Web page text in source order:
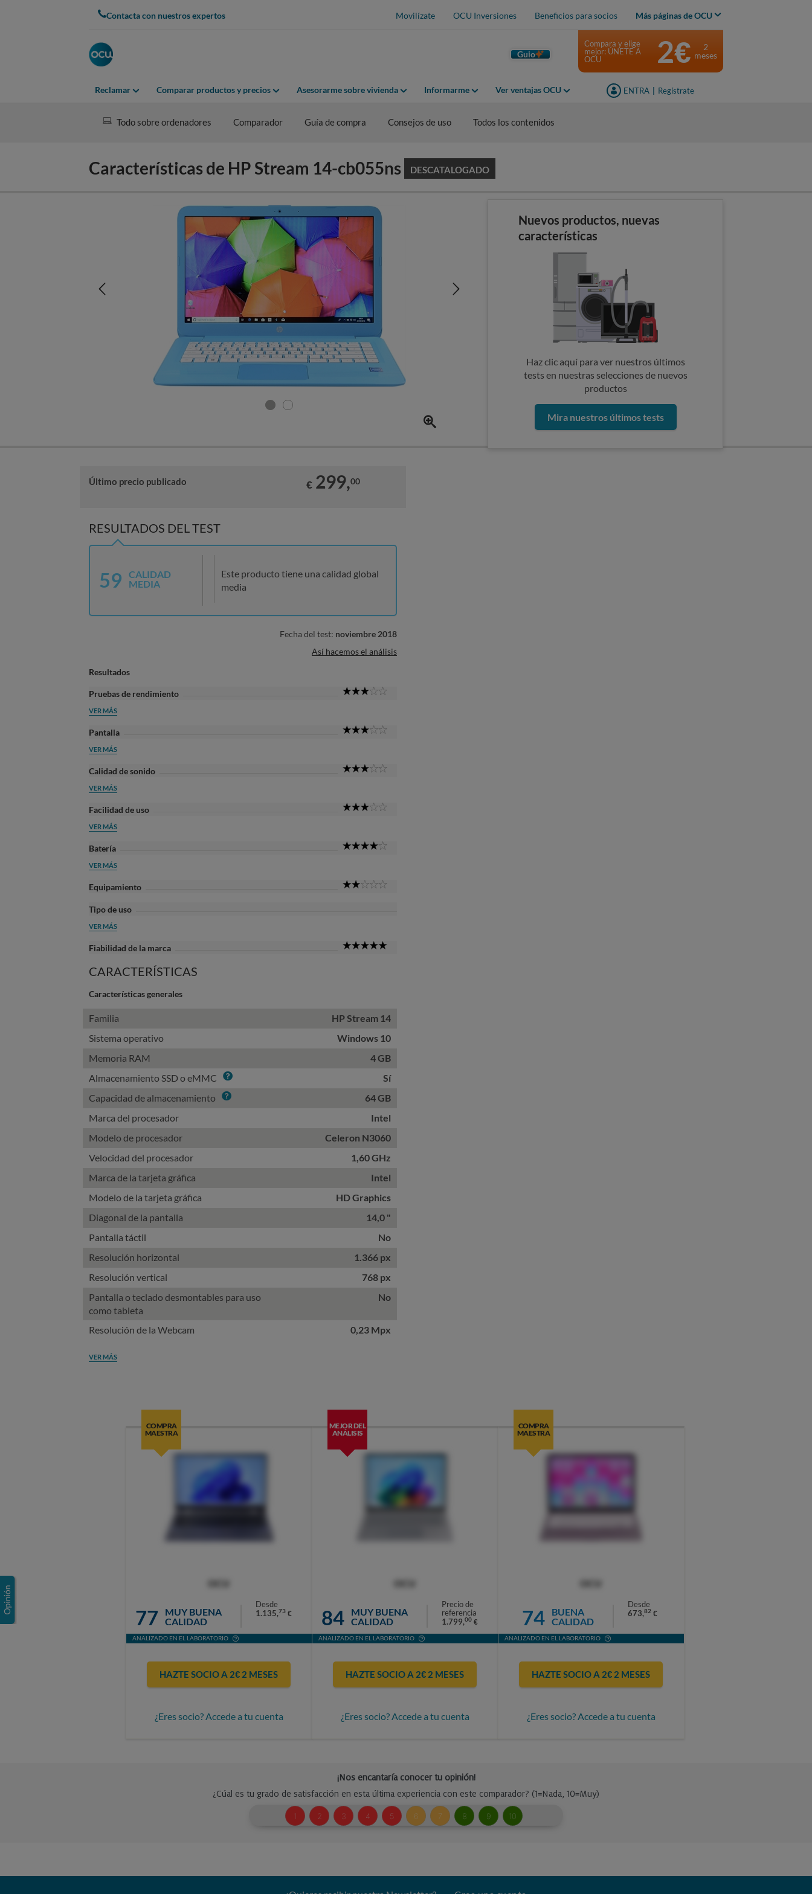
Contacta con nuestros expertos Movilízate OCU Inversiones Beneficios para socios Más páginas de OCU
Guio
Reclamar Comparar productos y precios Asesorarme sobre vivienda Informarme Ver ventajas OCU ENTRA Regístrate
Compara y elige
mejor: ÚNETE A
OCU
2€
2
meses
Todo sobre ordenadores Comparador Guía de compra Consejos de uso Todos los contenidos
Características de HP Stream 14-cb055ns DESCATALOGADO
Nuevos productos, nuevas
características
Haz clic aquí para ver nuestros últimos
tests en nuestras selecciones de nuevos
productos
Mira nuestros últimos tests
Último precio publicado € 299,00
RESULTADOS DEL TEST
59
CALIDAD
MEDIA
Este producto tiene una calidad global
media
Fecha del test: noviembre 2018
Así hacemos el análisis
Resultados
Pruebas de rendimiento
VER MÁS
Pantalla
VER MÁS
Calidad de sonido
VER MÁS
Facilidad de uso
VER MÁS
Batería
VER MÁS
Equipamiento
Tipo de uso
VER MÁS
Fiabilidad de la marca
CARACTERÍSTICAS
Características generales
Familia
HP Stream 14
Sistema operativo
Windows 10
Memoria RAM
4 GB
Almacenamiento SSD o eMMC Info
Sí
Capacidad de almacenamiento Info
64 GB
Marca del procesador
Intel
Modelo de procesador
Celeron N3060
Velocidad del procesador
1,60 GHz
Marca de la tarjeta gráfica
Intel
Modelo de la tarjeta gráfica
HD Graphics
Diagonal de la pantalla
14,0 "
Pantalla táctil
No
Resolución horizontal
1.366 px
Resolución vertical
768 px
Pantalla o teclado desmontables para uso
como tableta
No
Resolución de la Webcam 0,23 Mpx
VER MÁS
COMPRA
MAESTRA
77
MUY BUENA
CALIDAD
Desde
1.135,73 €
ANALIZADO EN EL LABORATORIO
HAZTE SOCIO A 2€ 2 MESES
¿Eres socio? Accede a tu cuenta
MEJOR DEL
ANÁLISIS
84
MUY BUENA
CALIDAD
Precio de
referencia
1.799,00 €
ANALIZADO EN EL LABORATORIO
HAZTE SOCIO A 2€ 2 MESES
¿Eres socio? Accede a tu cuenta
COMPRA
MAESTRA
74
BUENA
CALIDAD
Desde
673,82 €
ANALIZADO EN EL LABORATORIO
HAZTE SOCIO A 2€ 2 MESES
¿Eres socio? Accede a tu cuenta